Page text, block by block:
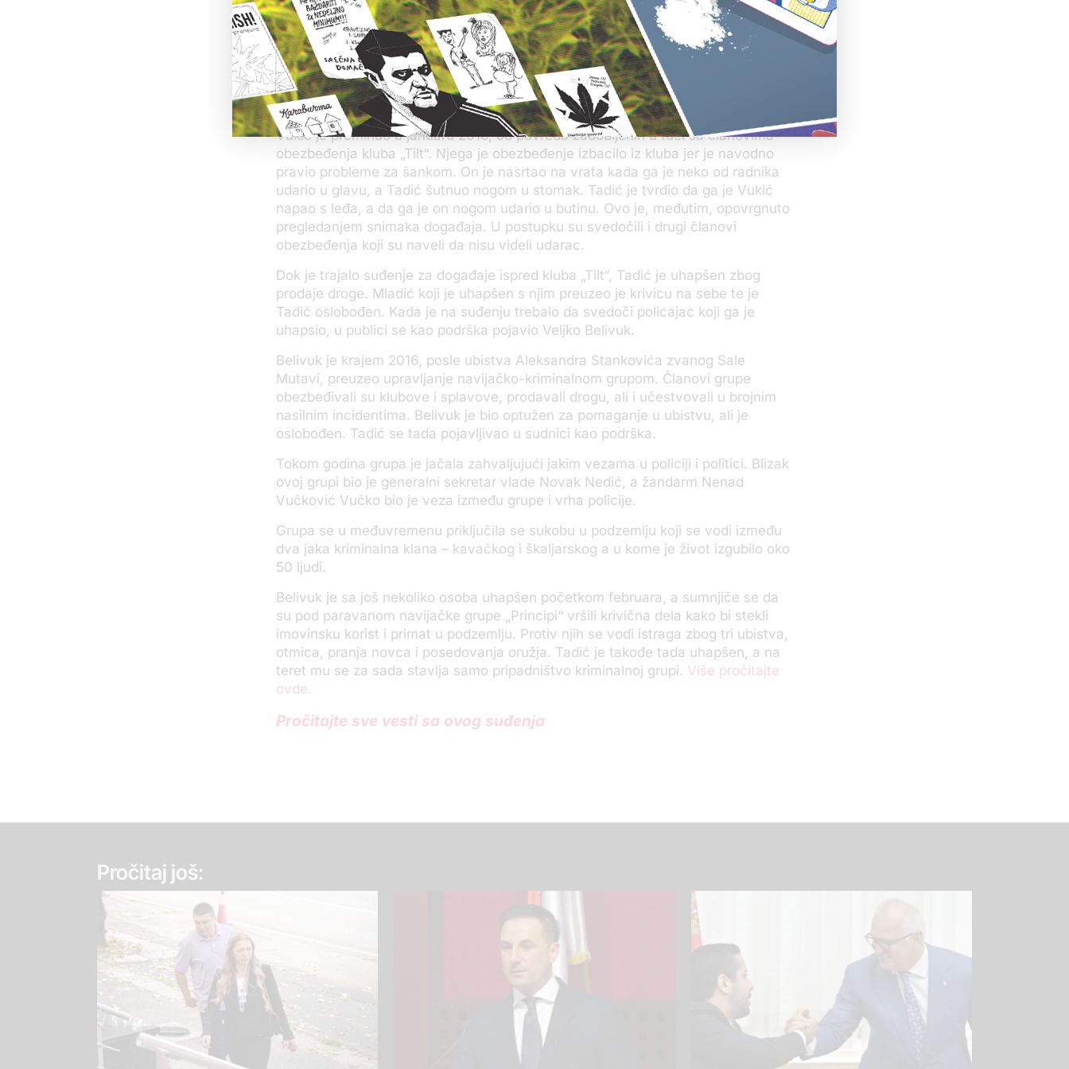
On se osvrnuo i na medijsko izveštavanje sa ovog suđenja i istakao da je u
gotovo svakom izveštaju kršena pretpostavka nevinosti njegovog branjenika.
Tadić je istakao da je sagasan sa završnim rečima svog advokata, još jednom je
izjavio saučešće Vukićevoj porodici i istakao da mu je žao, ali ponovio da se ne
oseća krivim.
Vukić je preminuo u januaru 2016, od povreda zadobijenih u tuči sa članovima
obezbeđenja kluba „Tilt“. Njega je obezbeđenje izbacilo iz kluba jer je navodno
pravio probleme za šankom. On je nasrtao na vrata kada ga je neko od radnika
udario u glavu, a Tadić šutnuo nogom u stomak. Tadić je tvrdio da ga je Vukić
napao s leđa, a da ga je on nogom udario u butinu. Ovo je, međutim, opovrgnuto
pregledanjem snimaka događaja. U postupku su svedočili i drugi članovi
obezbeđenja koji su naveli da nisu videli udarac.
Dok je trajalo suđenje za događaje ispred kluba „Tilt“, Tadić je uhapšen zbog
prodaje droge. Mladić koji je uhapšen s njim preuzeo je krivicu na sebe te je
Tadić oslobođen. Kada je na suđenju trebalo da svedoči policajac koji ga je
uhapsio, u publici se kao podrška pojavio Veljko Belivuk.
Belivuk je krajem 2016, posle ubistva Aleksandra Stankovića zvanog Sale
Mutavi, preuzeo upravljanje navijačko-kriminalnom grupom. Članovi grupe
obezbeđivali su klubove i splavove, prodavali drogu, ali i učestvovali u brojnim
nasilnim incidentima. Belivuk je bio optužen za pomaganje u ubistvu, ali je
oslobođen. Tadić se tada pojavljivao u sudnici kao podrška.
Tokom godina grupa je jačala zahvaljujući jakim vezama u policiji i politici. Blizak
ovoj grupi bio je generalni sekretar vlade Novak Nedić, a žandarm Nenad
Vučković Vučko bio je veza između grupe i vrha policije.
Grupa se u međuvremenu priključila se sukobu u podzemlju koji se vodi između
dva jaka kriminalna klana – kavačkog i škaljarskog a u kome je život izgubilo oko
50 ljudi.
Belivuk je sa još nekoliko osoba uhapšen početkom februara, a sumnjiče se da
su pod paravanom navijačke grupe „Principi“ vršili krivična dela kako bi stekli
imovinsku korist i primat u podzemlju. Protiv njih se vodi istraga zbog tri ubistva,
otmica, pranja novca i posedovanja oružja. Tadić je takođe tada uhapšen, a na
teret mu se za sada stavlja samo pripadništvo kriminalnoj grupi. Više pročitajte
ovde.
Pročitajte sve vesti sa ovog suđenja
Pročitaj još: